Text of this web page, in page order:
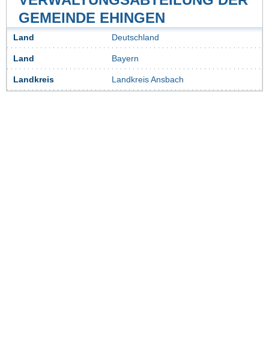
GEMEINDE EHINGEN
Land Deutschland
Land Bayern
Landkreis Landkreis Ansbach